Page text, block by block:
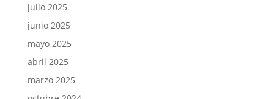
julio 2025
junio 2025
mayo 2025
abril 2025
marzo 2025